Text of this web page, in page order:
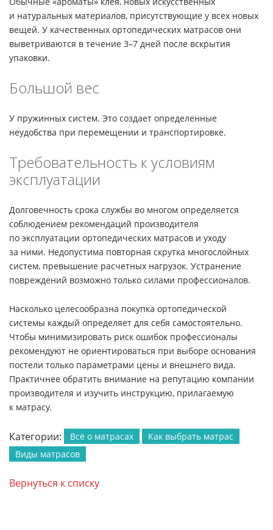
и натуральных материалов, присутствующие у всех новых
вещей. У качественных ортопедических матрасов они
выветриваются в течение 3–7 дней после вскрытия
упаковки.
Большой вес
У пружинных систем. Это создает определенные
неудобства при перемещении и транспортировке.
Требовательность к условиям
эксплуатации
Долговечность срока службы во многом определяется
соблюдением рекомендаций производителя
по эксплуатации ортопедических матрасов и уходу
за ними. Недопустима повторная скрутка многослойных
систем, превышение расчетных нагрузок. Устранение
повреждений возможно только силами профессионалов.
Насколько целесообразна покупка ортопедической
системы каждый определяет для себя самостоятельно.
Чтобы минимизировать риск ошибок профессионалы
рекомендуют не ориентироваться при выборе основания
постели только параметрами цены и внешнего вида.
Практичнее обратить внимание на репутацию компании
производителя и изучить инструкцию, прилагаемую
к матрасу.
Категории: Всё о матрасах
Как выбрать матрас
Виды матрасов
Вернуться к списку